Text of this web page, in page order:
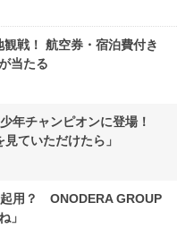
戦！ 航空券・宿泊費付き
当たる
年チャンピオンに登場！
ていただけたら」
用？ ONODERA GROUP
」